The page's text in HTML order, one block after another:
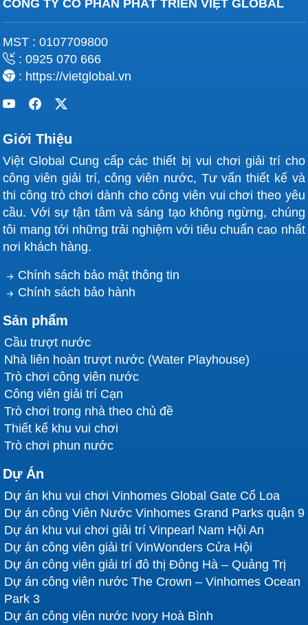
CÔNG TY CỔ PHẦN PHÁT TRIỂN VIỆT GLOBAL
MST : 0107709800
: 0925 070 666
: https://vietglobal.vn
Giới Thiệu
Việt Global Cung cấp các thiết bị vui chơi giải trí cho
công viên giải trí, công viên nước, Tư vấn thiết kế và
thi công trò chơi dành cho công viên vui chơi theo yêu
cầu. Với sự tận tâm và sáng tạo không ngừng, chúng
tôi mang tới những trải nghiệm với tiêu chuẩn cao nhất
nơi khách hàng.
Chính sách bảo mật thông tin
Chính sách bảo hành
Sản phẩm
Cầu trượt nước
Nhà liên hoàn trượt nước (Water Playhouse)
Trò chơi công viên nước
Công viên giải trí Cạn
Trò chơi trong nhà theo chủ đề
Thiết kế khu vui chơi
Trò chơi phun nước
Dự Án
Dự án khu vui chơi Vinhomes Global Gate Cổ Loa
Dự án công Viên Nước Vinhomes Grand Parks quận 9
Dự án khu vui chơi giải trí Vinpearl Nam Hội An
Dự án công viên giải trí VinWonders Cửa Hội
Dự án công viên giải trí đô thị Đông Hà – Quảng Trị
Dự án công viên nước The Crown – Vinhomes Ocean
Park 3
Dự án công viên nước Ivory Hoà Bình